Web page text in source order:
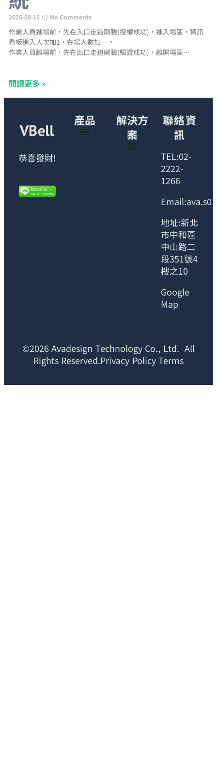
2025-08-15 No Comments
作業人員進場前，先在入口走道刷臉(授權成功)，進入場區，資訊
看板進入人次加1，在場人數加一。
作業人員離場前，先在出口走道刷臉(驗證成功)，離開場區，資訊
閱讀更多 »
恭喜發財!
產品
解決方
案
聯絡資
訊
TEL:02-
2222-
1266
地址:新北
市中和區
中山路二
段351號4
樓之10
Google
Map
©2026 Avadesign Technology Co., Ltd. All
Rights Reserved.Privacy Policy Terms